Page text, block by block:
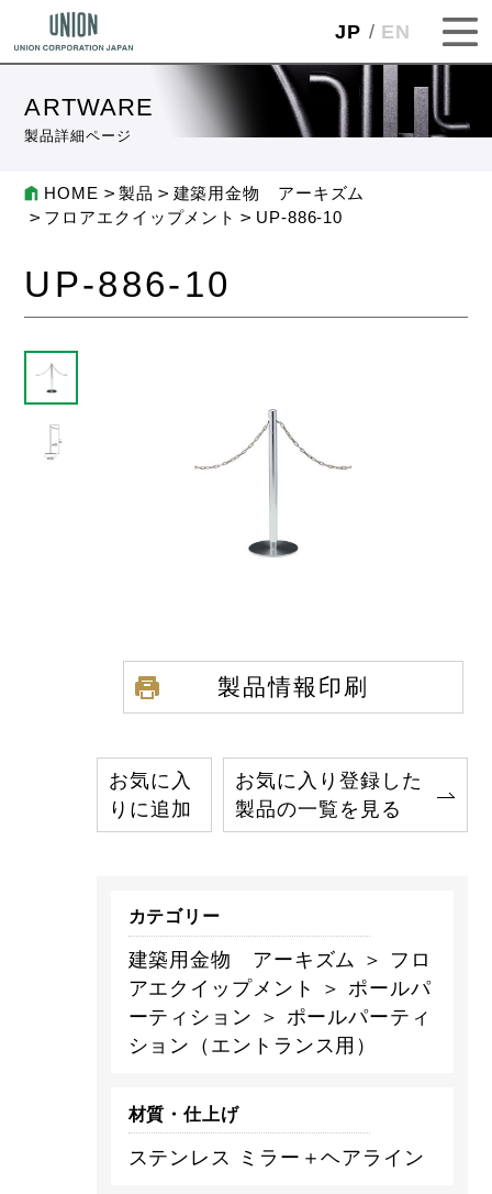
JP EN
ARTWARE
製品詳細ページ
HOME 製品
建築用金物 アーキズム
フロアエクイップメント
UP-886-10
UP-886-10
製品情報印刷
お気に入
りに追加
お気に入り登録した
製品の一覧を見る
カテゴリー
建築用金物 アーキズム ＞ フロ
アエクイップメント ＞ ポールパ
ーティション ＞ ポールパーティ
ション（エントランス用）
材質・仕上げ
ステンレス ミラー＋ヘアライン